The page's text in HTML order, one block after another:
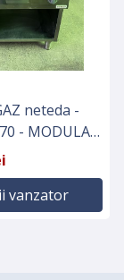
neteda -
- MODULAR
vanzator